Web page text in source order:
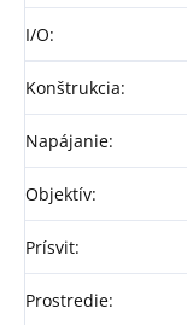
I/O:
Konštrukcia:
Napájanie:
Objektív:
Prísvit:
Prostredie: